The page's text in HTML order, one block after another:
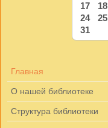
17
18
24
25
31
Главная
О нашей библиотеке
Структура библиотеки